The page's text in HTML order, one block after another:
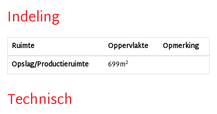
Indeling
Ruimte Oppervlakte
Opmerking
Opslag/Productieruimte
699m2
Technisch